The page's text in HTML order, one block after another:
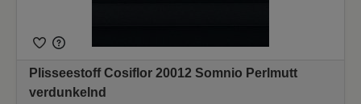
Plisseestoff Cosiflor 20012 Somnio Perlmutt
verdunkelnd